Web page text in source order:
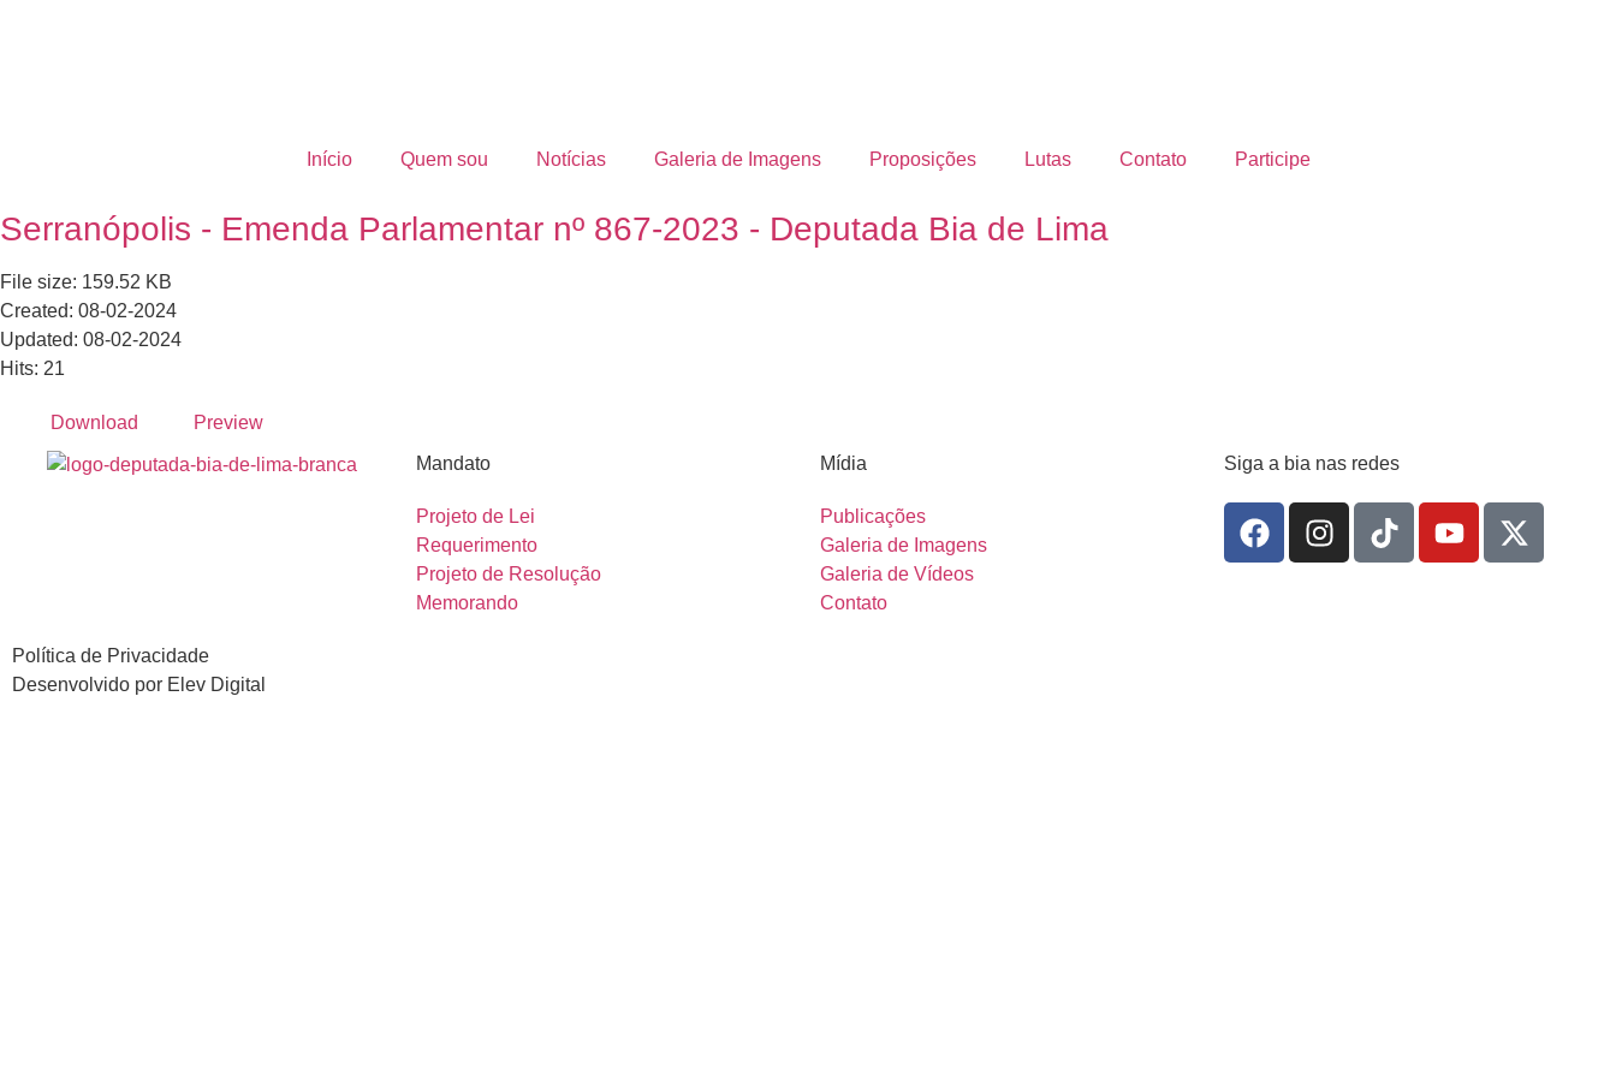
Início Quem sou Notícias Galeria de Imagens Proposições Lutas Contato Participe
Serranópolis - Emenda Parlamentar nº 867-2023 - Deputada Bia de Lima
File size: 159.52 KB
Created: 08-02-2024
Updated: 08-02-2024
Hits: 21
Download
Preview
Mandato
Projeto de Lei
Requerimento
Projeto de Resolução
Memorando
Mídia
Publicações
Galeria de Imagens
Galeria de Vídeos
Contato
Siga a bia nas redes
Política de Privacidade
Desenvolvido por Elev Digital